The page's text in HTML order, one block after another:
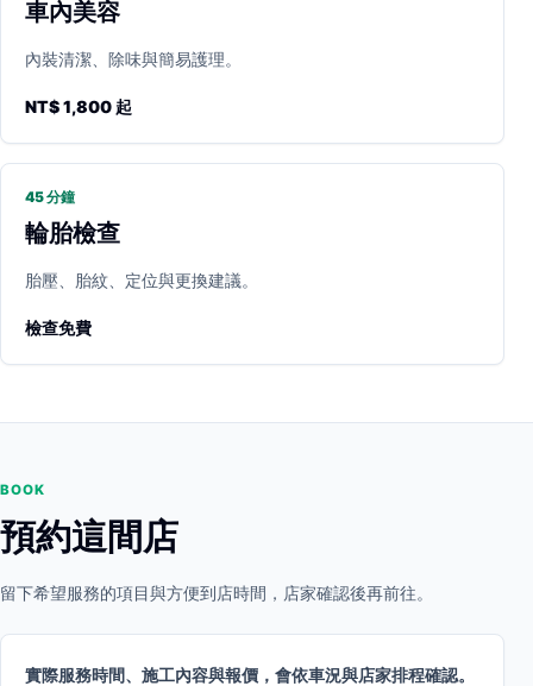
車內美容
內裝清潔、除味與簡易護理。
NT$ 1,800 起
45 分鐘
輪胎檢查
胎壓、胎紋、定位與更換建議。
檢查免費
BOOK
預約這間店
留下希望服務的項目與方便到店時間，店家確認後再前往。
實際服務時間、施工內容與報價，會依車況與店家排程確認。